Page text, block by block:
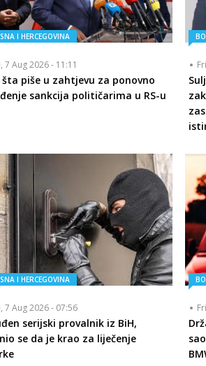
I HERCEGOVINA
7 Aug 2026 - 11:11
šta piše u zahtjevu za ponovno
sankcija političarima u RS-u
I HERCEGOVINA
7 Aug 2026 - 07:56
serijski provalnik iz BiH,
se da je krao za liječenje